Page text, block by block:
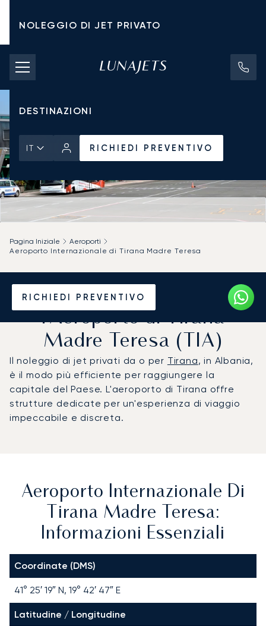
NOLEGGIO DI JET PRIVATO
TARIFFE DI NOLEGGIO
JET PRIVATI
DESTINAZIONI
IT RICHIEDI PREVENTIVO
RICHIEDI PREVENTIVO
Pagina Iniziale
Aeroporti
Aeroporto Internazionale di Tirana Madre Teresa
Noleggio jet privato per
l'Aeroporto di Tirana
Madre Teresa (TIA)
Il noleggio di jet privati da o per Tirana, in Albania,
è il modo più efficiente per raggiungere la
capitale del Paese. L'aeroporto di Tirana offre
strutture dedicate per un'esperienza di viaggio
impeccabile e discreta.
Aeroporto Internazionale Di
Tirana Madre Teresa:
Informazioni Essenziali
Coordinate (DMS)
41° 25′ 19″ N, 19° 42′ 47″ E
Latitudine / Longitudine